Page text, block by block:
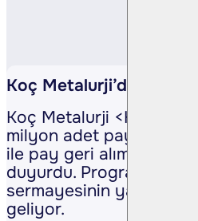
Koç Metalurji’den Pay
Koç Metalurji <KOCMT
milyon adet pay ve 100
ile pay geri alım
duyurdu. Program,
sermayesinin yaklaşık
geliyor.